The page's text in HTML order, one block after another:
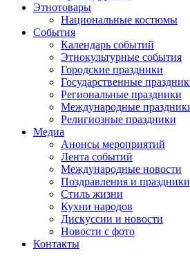
Этнотовары
Национальные костюмы
События
Календарь событий
Этнокультурные события
Городские праздники
Государственные
Региональные праздники
Международные
Религиозные праздники
Медиа
Анонсы мероприятий
Лента событий
Международные новости
Поздравления и праздники
Cтиль жизни
Кухни народов
Дискуссии и новости
Новости с фото
Контакты